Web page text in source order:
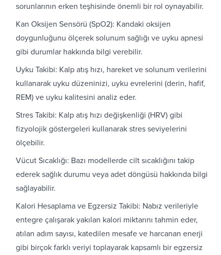
sorunlarının erken teşhisinde önemli bir rol oynayabilir.
Kan Oksijen Sensörü (SpO2): Kandaki oksijen
doygunluğunu ölçerek solunum sağlığı ve uyku apnesi
gibi durumlar hakkında bilgi verebilir.
Uyku Takibi: Kalp atış hızı, hareket ve solunum verilerini
kullanarak uyku düzeninizi, uyku evrelerini (derin, hafif,
REM) ve uyku kalitesini analiz eder.
Stres Takibi: Kalp atış hızı değişkenliği (HRV) gibi
fizyolojik göstergeleri kullanarak stres seviyelerini
ölçebilir.
Vücut Sıcaklığı: Bazı modellerde cilt sıcaklığını takip
ederek sağlık durumu veya adet döngüsü hakkında bilgi
sağlayabilir.
Kalori Hesaplama ve Egzersiz Takibi: Nabız verileriyle
entegre çalışarak yakılan kalori miktarını tahmin eder,
atılan adım sayısı, katedilen mesafe ve harcanan enerji
gibi birçok farklı veriyi toplayarak kapsamlı bir egzersiz